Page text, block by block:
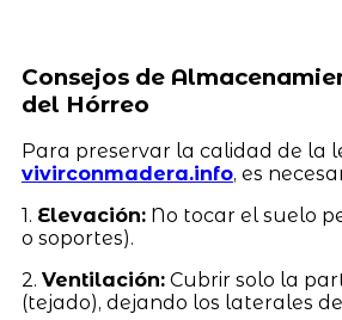
Consejos de
del Hórreo
Para preservar la calidad de la
vivirconmadera.info, es
1. Elevación:No tocar el suelo
o soportes).
2. Ventilación:Cubrir solo la
(tejado), dejando los laterales